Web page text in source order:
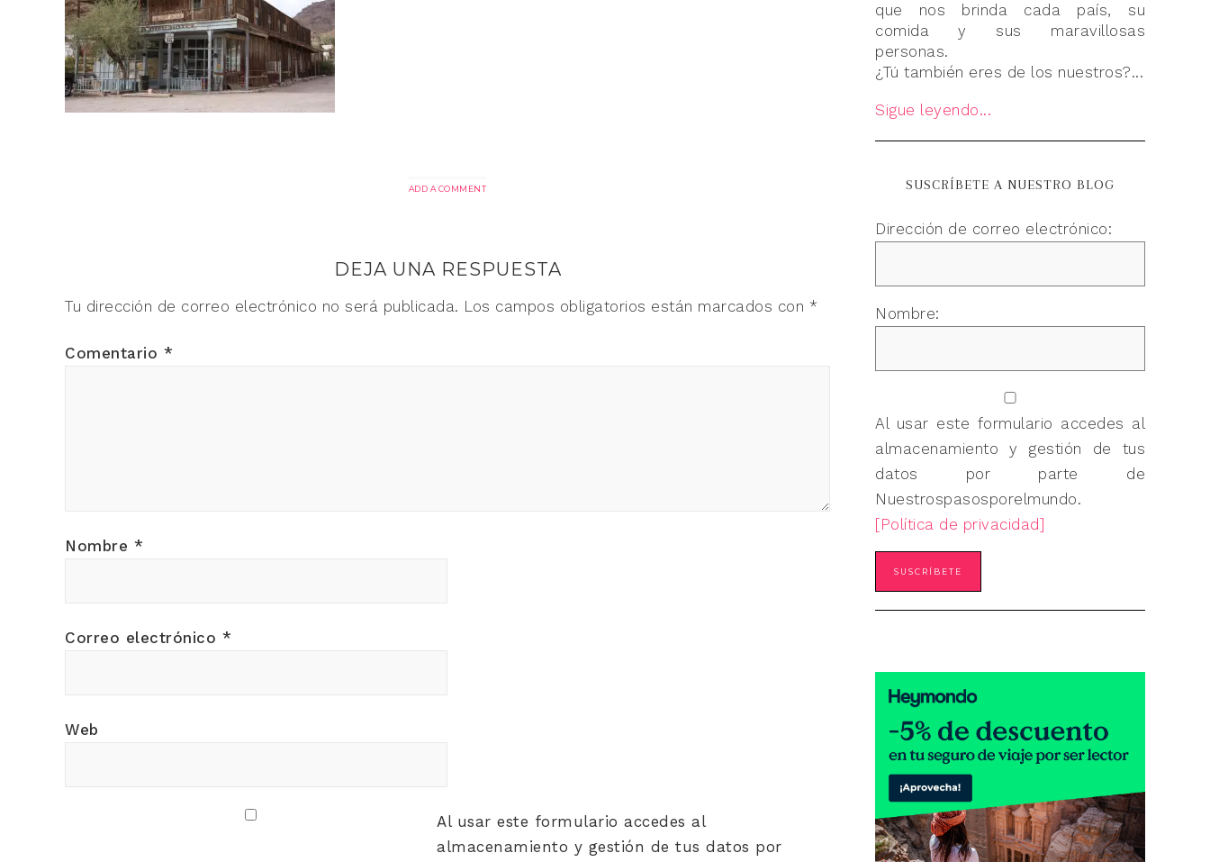
ADD A COMMENT
DEJA UNA RESPUESTA
Tu dirección de correo electrónico no será publicada. Los campos obligatorios están marcados con *
Comentario *
Nombre *
Correo electrónico *
Web
Al usar este formulario accedes al
almacenamiento y gestión de tus datos por
que nos brinda cada país, su
comida y sus maravillosas
personas.
¿Tú también eres de los nuestros?...
Sigue leyendo...
SUSCRÍBETE A NUESTRO BLOG
Dirección de correo electrónico:
Nombre:
Al usar este formulario accedes al
almacenamiento y gestión de tus
datos por parte de
Nuestrospasosporelmundo.
[Política de privacidad]